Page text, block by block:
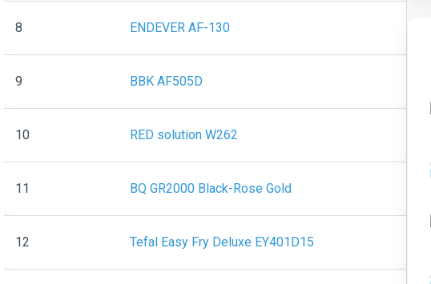
8 ENDEVER AF-130
9 BBK AF505D
10 RED solution W262
11 BQ GR2000 Black-Rose Gold
12 Tefal Easy Fry Deluxe EY401D15